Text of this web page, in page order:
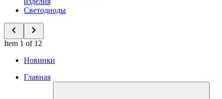
Светодиоды
Item 1 of 12
Новинки
Главная